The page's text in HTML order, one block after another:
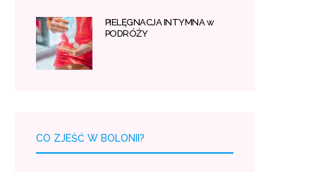
PIELĘGNACJA INTYMNA w
PODRÓŻY
CO ZJEŚĆ W BOLONII?